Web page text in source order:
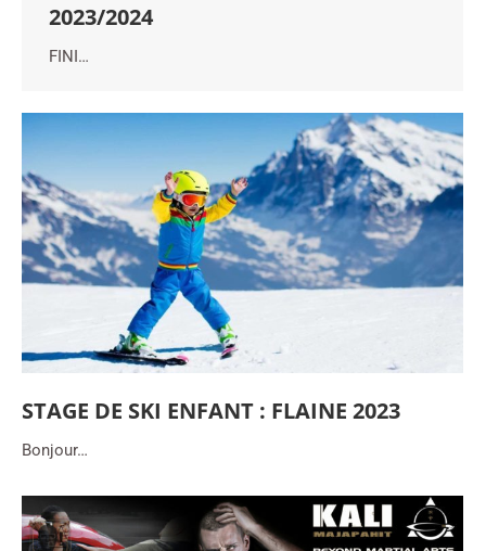
2023/2024
FINI…
STAGE DE SKI ENFANT : FLAINE 2023
Bonjour…